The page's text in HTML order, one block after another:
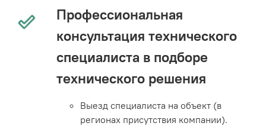
Профессиональная
консультация технического
специалиста в подборе
технического решения
Выезд специалиста на объект (в
регионах присутствия компании).